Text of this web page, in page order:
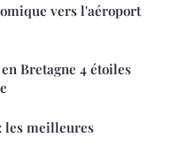
vers l'aéroport
Bretagne 4 étoiles
les meilleures